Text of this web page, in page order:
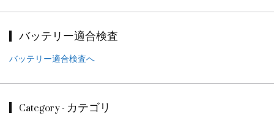
バッテリー適合検査
バッテリー適合検査へ
Category - カテゴリ